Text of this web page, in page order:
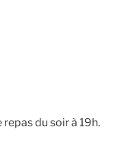
du soir à 19h.